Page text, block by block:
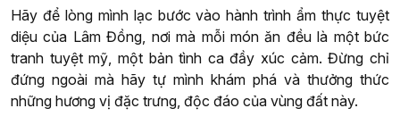
Hãy để lòng mình lạc bước vào hành trình ẩm thực tuyệt
diệu của Lâm Đồng, nơi mà mỗi món ăn đều là một bức
tranh tuyệt mỹ, một bản tình ca đầy xúc cảm. Đừng chỉ
đứng ngoài mà hãy tự mình khám phá và thưởng thức
những hương vị đặc trưng, độc đáo của vùng đất này.